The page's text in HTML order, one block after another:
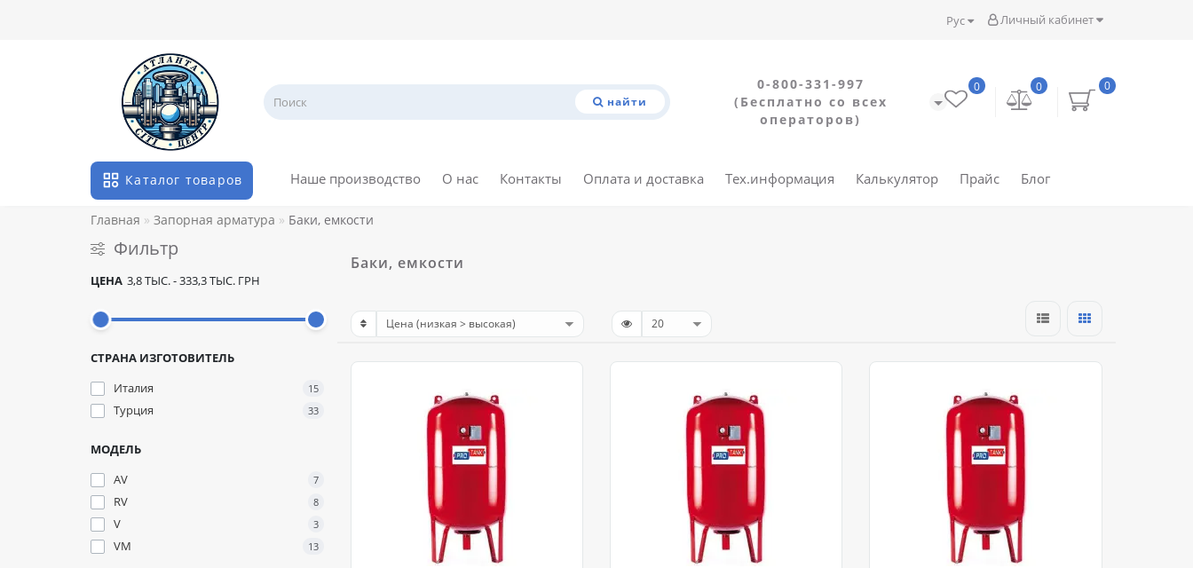
Личный кабинет
Рус
найти
0-800-331-997
(Бесплатно со всех
операторов)
0
0
0
Каталог товаров Наше производство О нас Контакты Оплата и доставка Тех.информация Калькулятор Прайс Блог
Главная Запорная арматура Баки, емкости
Фильтр
3,8 ТЫС.-333,3 ТЫС. ГРН
ЦЕНА
СТРАНА ИЗГОТОВИТЕЛЬ
Италия
15
Турция 33
МОДЕЛЬ
AV
7
RV 8
V 3
VM 13
Баки, емкости